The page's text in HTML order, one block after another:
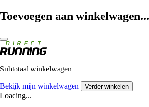
Toevoegen aan winkelwagen...
Subtotaal winkelwagen
Bekijk mijn winkelwagen Verder winkelen
Loading...